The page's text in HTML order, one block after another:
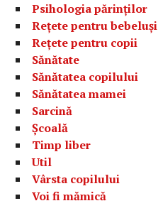
Psihologia părinților
Rețete pentru bebeluși
Rețete pentru copii
Sănătate
Sănătatea copilului
Sănătatea mamei
Sarcină
Școală
Timp liber
Util
Vârsta copilului
Voi fi mămică